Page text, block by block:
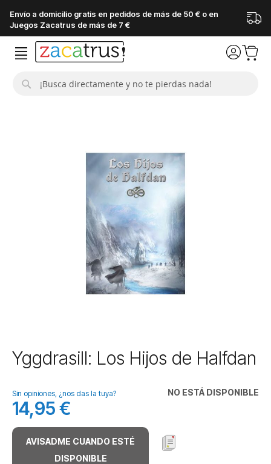
Envío a domicilio gratis en pedidos de más de 50 € o en
Juegos Zacatrus de más de 7 €
Saltar
al
de
la
galería
de
imágenes
Yggdrasill: Los Hijos de Halfdan
NO ESTÁ DISPONIBLE
Sin opiniones, ¿nos das la tuya?
14,95 €
AVISADME CUANDO ESTÉ
DISPONIBLE